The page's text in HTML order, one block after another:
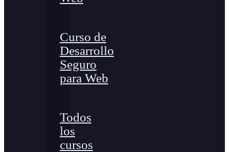
Curso de
Desarrollo
Seguro
para Web
Todos
los
cursos